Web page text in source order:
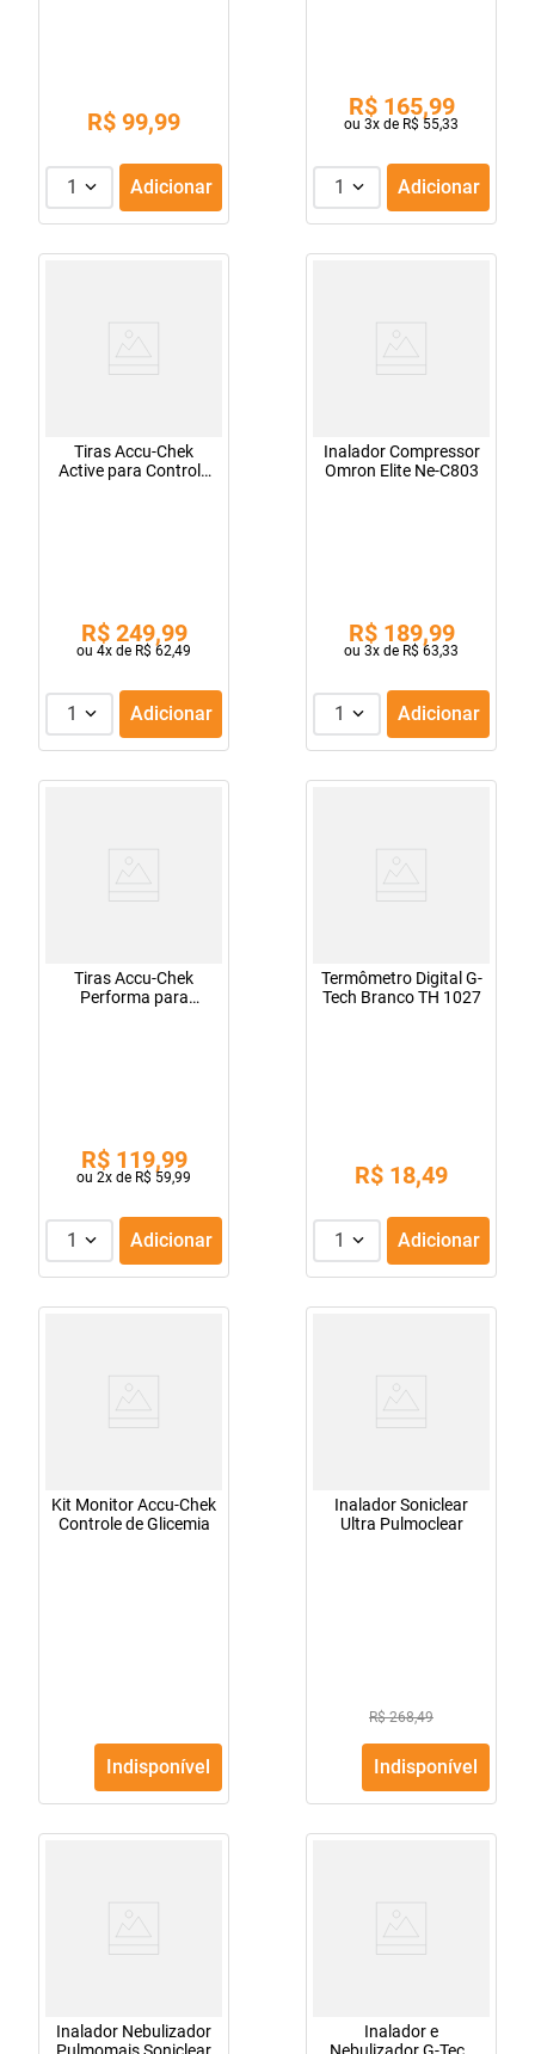
R$ 99,99
1 Adicionar
R$ 165,99
ou 3x de R$ 55,33
1 Adicionar
Tiras Accu-Chek
Active para Controle
R$ 249,99
ou 4x de R$ 62,49
1 Adicionar
Inalador Compressor
Omron Elite Ne-C803
R$ 189,99
ou 3x de R$ 63,33
1 Adicionar
Tiras Accu-Chek
Performa para
R$ 119,99
ou 2x de R$ 59,99
1 Adicionar
Termômetro Digital G-
Tech Branco TH 1027
R$ 18,49
1 Adicionar
Kit Monitor Accu-Chek
Controle de Glicemia
Indisponível
Inalador Soniclear
Ultra Pulmoclear
R$ 268,49
Indisponível
Inalador Nebulizador
Inalador e